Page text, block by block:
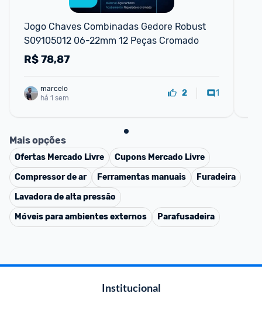
Jogo Chaves Combinadas Gedore Robust
S09105012 06-22mm 12 Peças Cromado
R$78,87
marcelo
há 1 sem
2 1
Mais opções
Ofertas Mercado Livre Cupons Mercado Livre
Compressor de ar
Ferramentas manuais
Furadeira
Lavadora de alta pressão
Móveis para ambientes externos
Parafusadeira
Institucional